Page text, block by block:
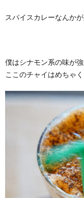
スパイスカレーなんか
僕はシナモン系の味が
ここのチャイはめちゃく